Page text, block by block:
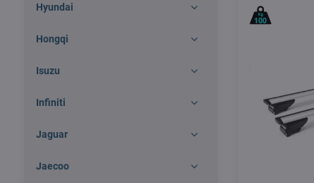
Hyundai
Hongqi
Isuzu
Infiniti
Jaguar
Jaecoo